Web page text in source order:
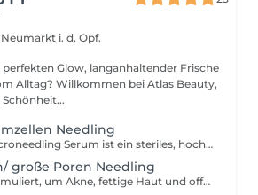
Neumarkt i. d. Opf.
Glow, langanhaltender Frische
Alltag? Willkommen bei Atlas Beauty,
Needling
Das Salmon DNA Microneedling Serum ist ein steriles, hochkonzentriertes Wirkstoffpräparat aus Korea zur Hautverjüngung, Revitalisierung und Verbesserung der Hautstruktur. Es enthält hochreine Polynukleotide (PDRN) aus Lachs-DNA, die die Zellregeneration fördern und die Kollagen- und Elastinproduktion anregen. Zudem gleicht er den Hautton an, spendet Feuchtgkeit und verringert kleine dunkle spots und großporige Haut. Dieses spezielle Serum ist also ein kleiner Allrounder, für mehr "Glasskin".
große Poren Needling
F-ACN ist speziell formuliert, um Akne, fettige Haut und offene Poren effektiv zu behandeln. Die Formel enthält eine Kombination aus Hyaluronsäure, Niacinamid, ZnPCA und Panthenol, die synergistisch wirken, um Entzündungen und Rötungen zu reduzieren, die Haut zu hydratisieren und die Talgproduktion zu kontrollieren. Erwarten Sie eine signifikante Reduzierung von Akne, fettiger Haut und offenen Poren, sowie eine Verbesserung des Hautbildes und Hautelsatizität. Behandlungsfrequenz: Erste Kur von 2 bis 4 Behandlungen im Abstand von 2 Wochen, danach eine Behandlung alle 6 Wochen zur Erhaltung